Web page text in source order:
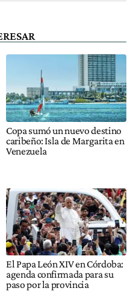
Copa sumó un nuevo destino
caribeño: Isla de Margarita en
Venezuela
El Papa León XIV en Córdoba:
agenda confirmada para su
paso por la provincia